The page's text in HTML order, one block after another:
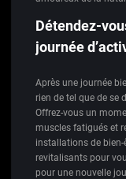
Détendez-
journée
Après une journée
rien de tel que de se
Offrez-vous un
muscles fatigués et
installations de
revitalisants pour
pour une nouvelle